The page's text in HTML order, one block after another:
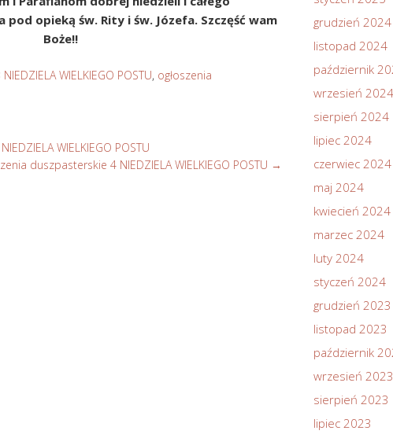
pod opieką św. Rity i św. Józefa. Szczęść wam
Boże!!
NIEDZIELA WIELKIEGO POSTU, ogłoszenia
WIELKIEGO POSTU
duszpasterskie 4 NIEDZIELA WIELKIEGO POSTU →
grudzień 2024
listopad 2024
październik
wrzesień 2024
sierpień 2024
lipiec 2024
czerwiec 2024
maj 2024
kwiecień 2024
marzec 2024
luty 2024
styczeń 2024
grudzień 2023
listopad 2023
październik
wrzesień 2023
sierpień 2023
lipiec 2023